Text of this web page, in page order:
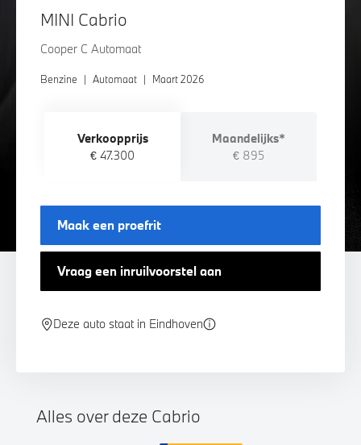
MINI Cabrio
Cooper C Automaat
Benzine | Automaat | Maart 2026
Verkoopprijs
€ 47.300
Maandelijks*
€ 895
Maak een proefrit
Vraag een inruilvoorstel aan
Deze auto staat in Eindhoven
Alles over deze Cabrio